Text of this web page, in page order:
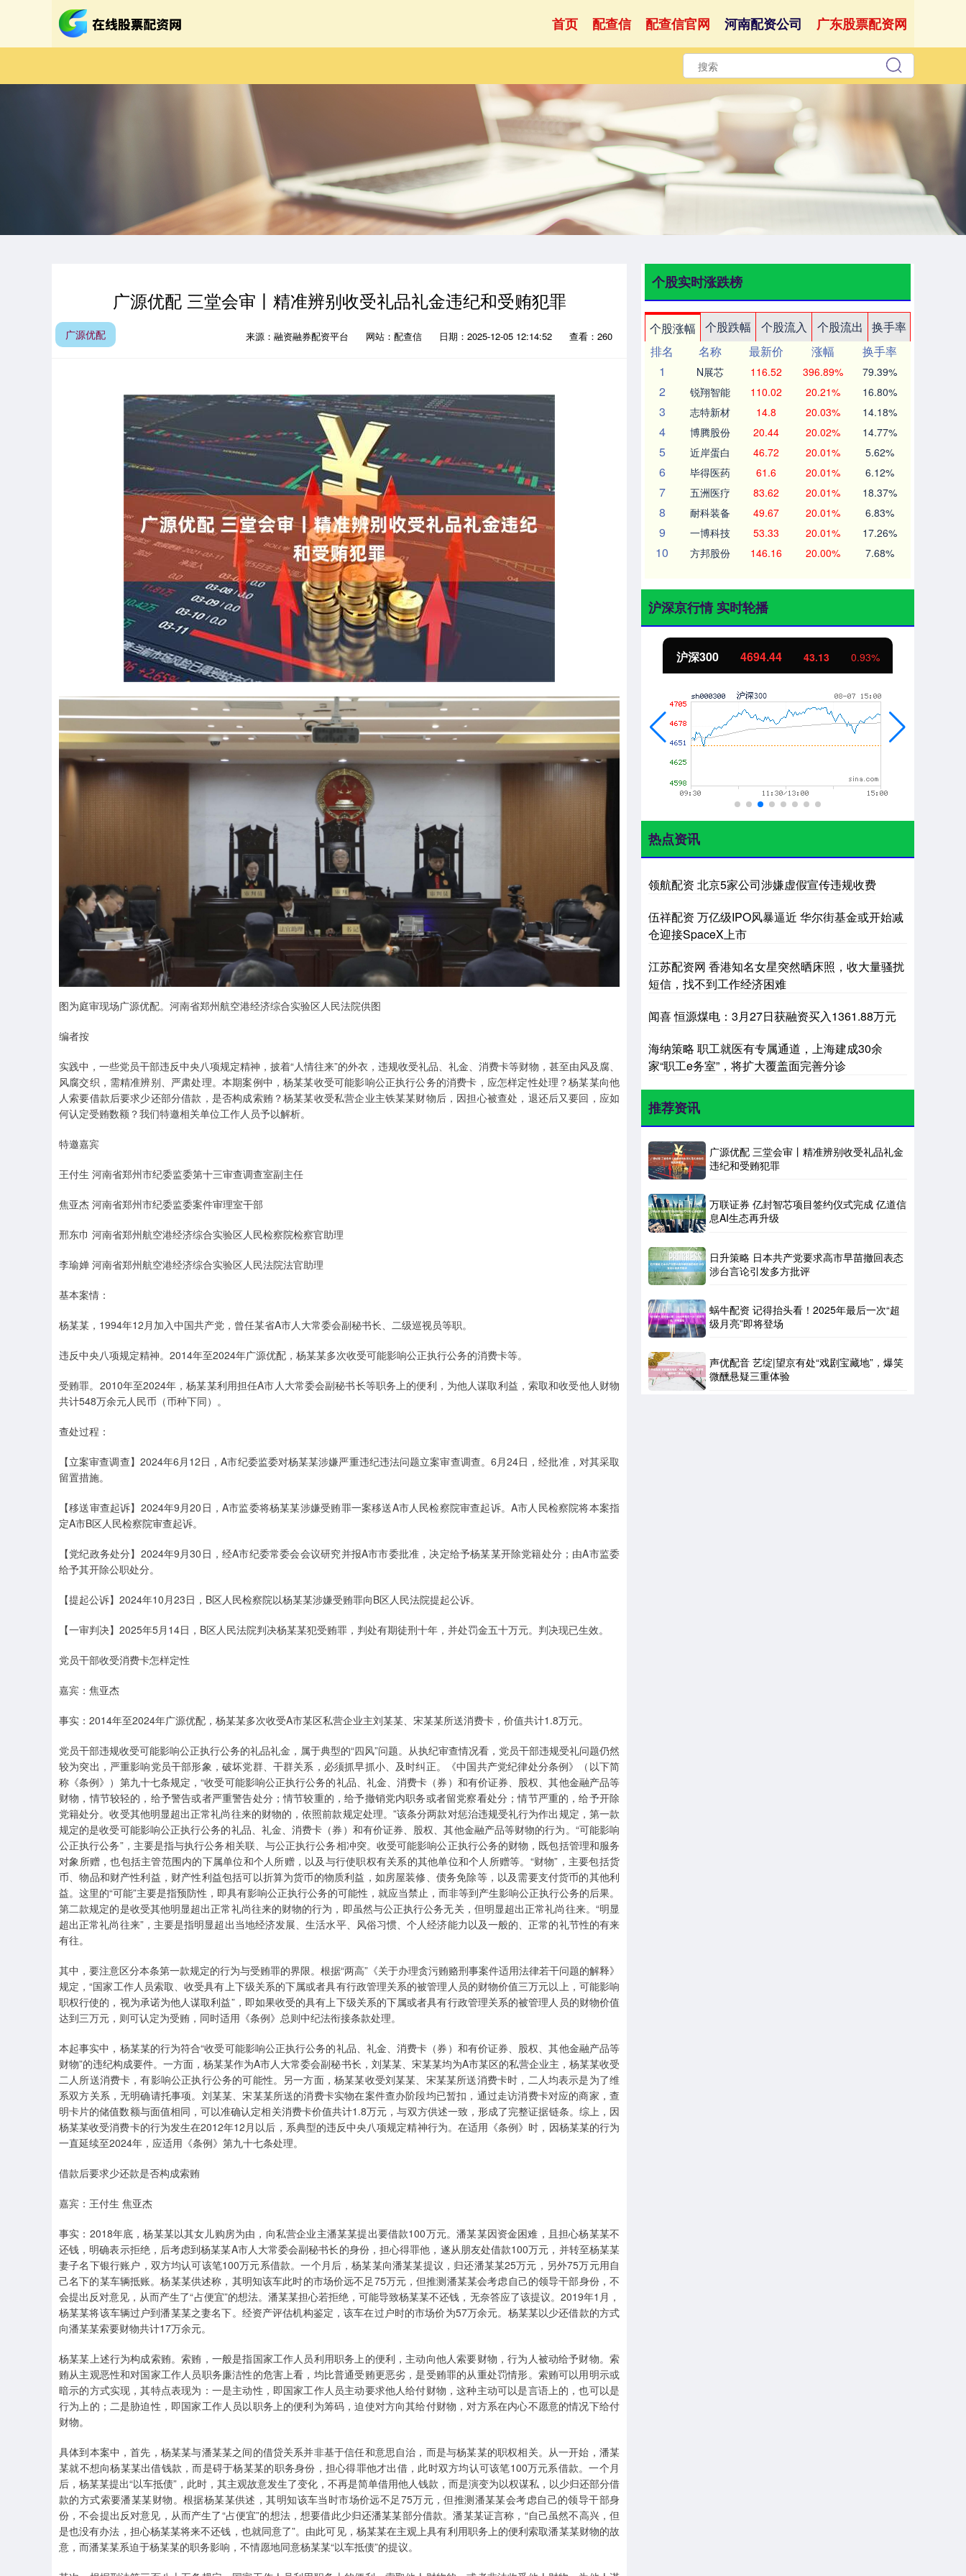
首页 配查信 配查信官网 河南配资公司 广东股票配资网
广源优配 三堂会审丨精准辨别收受礼品礼金违纪和受贿犯罪
广源优配 来源：融资融券配资平台 网站：配查信 日期：2025-12-05 12:14:52 查看：260
图为庭审现场广源优配。河南省郑州航空港经济综合实验区人民法院供图
编者按
实践中，一些党员干部违反中央八项规定精神，披着“人情往来”的外衣，违规收受礼品、礼金、消费卡等财物，甚至由风及腐、
风腐交织，需精准辨别、严肃处理。本期案例中，杨某某收受可能影响公正执行公务的消费卡，应怎样定性处理？杨某某向他
人索要借款后要求少还部分借款，是否构成索贿？杨某某收受私营企业主铁某某财物后，因担心被查处，退还后又要回，应如
何认定受贿数额？我们特邀相关单位工作人员予以解析。
特邀嘉宾
王付生 河南省郑州市纪委监委第十三审查调查室副主任
焦亚杰 河南省郑州市纪委监委案件审理室干部
邢东巾 河南省郑州航空港经济综合实验区人民检察院检察官助理
李瑜婵 河南省郑州航空港经济综合实验区人民法院法官助理
基本案情：
杨某某，1994年12月加入中国共产党，曾任某省A市人大常委会副秘书长、二级巡视员等职。
违反中央八项规定精神。2014年至2024年广源优配，杨某某多次收受可能影响公正执行公务的消费卡等。
受贿罪。2010年至2024年，杨某某利用担任A市人大常委会副秘书长等职务上的便利，为他人谋取利益，索取和收受他人财物
共计548万余元人民币（币种下同）。
查处过程：
【立案审查调查】2024年6月12日，A市纪委监委对杨某某涉嫌严重违纪违法问题立案审查调查。6月24日，经批准，对其采取
留置措施。
【移送审查起诉】2024年9月20日，A市监委将杨某某涉嫌受贿罪一案移送A市人民检察院审查起诉。A市人民检察院将本案指
定A市B区人民检察院审查起诉。
【党纪政务处分】2024年9月30日，经A市纪委常委会会议研究并报A市市委批准，决定给予杨某某开除党籍处分；由A市监委
给予其开除公职处分。
【提起公诉】2024年10月23日，B区人民检察院以杨某某涉嫌受贿罪向B区人民法院提起公诉。
【一审判决】2025年5月14日，B区人民法院判决杨某某犯受贿罪，判处有期徒刑十年，并处罚金五十万元。判决现已生效。
党员干部收受消费卡怎样定性
嘉宾：焦亚杰
事实：2014年至2024年广源优配，杨某某多次收受A市某区私营企业主刘某某、宋某某所送消费卡，价值共计1.8万元。
党员干部违规收受可能影响公正执行公务的礼品礼金，属于典型的“四风”问题。从执纪审查情况看，党员干部违规受礼问题仍然
较为突出，严重影响党员干部形象，破坏党群、干群关系，必须抓早抓小、及时纠正。《中国共产党纪律处分条例》（以下简
称《条例》）第九十七条规定，“收受可能影响公正执行公务的礼品、礼金、消费卡（券）和有价证券、股权、其他金融产品等
财物，情节较轻的，给予警告或者严重警告处分；情节较重的，给予撤销党内职务或者留党察看处分；情节严重的，给予开除
党籍处分。收受其他明显超出正常礼尚往来的财物的，依照前款规定处理。”该条分两款对惩治违规受礼行为作出规定，第一款
规定的是收受可能影响公正执行公务的礼品、礼金、消费卡（券）和有价证券、股权、其他金融产品等财物的行为。“可能影响
公正执行公务”，主要是指与执行公务相关联、与公正执行公务相冲突。收受可能影响公正执行公务的财物，既包括管理和服务
对象所赠，也包括主管范围内的下属单位和个人所赠，以及与行使职权有关系的其他单位和个人所赠等。“财物”，主要包括货
币、物品和财产性利益，财产性利益包括可以折算为货币的物质利益，如房屋装修、债务免除等，以及需要支付货币的其他利
益。这里的“可能”主要是指预防性，即具有影响公正执行公务的可能性，就应当禁止，而非等到产生影响公正执行公务的后果。
第二款规定的是收受其他明显超出正常礼尚往来的财物的行为，即虽然与公正执行公务无关，但明显超出正常礼尚往来。“明显
超出正常礼尚往来”，主要是指明显超出当地经济发展、生活水平、风俗习惯、个人经济能力以及一般的、正常的礼节性的有来
有往。
其中，要注意区分本条第一款规定的行为与受贿罪的界限。根据“两高”《关于办理贪污贿赂刑事案件适用法律若干问题的解释》
规定，“国家工作人员索取、收受具有上下级关系的下属或者具有行政管理关系的被管理人员的财物价值三万元以上，可能影响
职权行使的，视为承诺为他人谋取利益”，即如果收受的具有上下级关系的下属或者具有行政管理关系的被管理人员的财物价值
达到三万元，则可认定为受贿，同时适用《条例》总则中纪法衔接条款处理。
本起事实中，杨某某的行为符合“收受可能影响公正执行公务的礼品、礼金、消费卡（券）和有价证券、股权、其他金融产品等
财物”的违纪构成要件。一方面，杨某某作为A市人大常委会副秘书长，刘某某、宋某某均为A市某区的私营企业主，杨某某收受
二人所送消费卡，有影响公正执行公务的可能性。另一方面，杨某某收受刘某某、宋某某所送消费卡时，二人均表示是为了维
系双方关系，无明确请托事项。刘某某、宋某某所送的消费卡实物在案件查办阶段均已暂扣，通过走访消费卡对应的商家，查
明卡片的储值数额与面值相同，可以准确认定相关消费卡价值共计1.8万元，与双方供述一致，形成了完整证据链条。综上，因
杨某某收受消费卡的行为发生在2012年12月以后，系典型的违反中央八项规定精神行为。在适用《条例》时，因杨某某的行为
一直延续至2024年，应适用《条例》第九十七条处理。
借款后要求少还款是否构成索贿
嘉宾：王付生 焦亚杰
事实：2018年底，杨某某以其女儿购房为由，向私营企业主潘某某提出要借款100万元。潘某某因资金困难，且担心杨某某不
还钱，明确表示拒绝，后考虑到杨某某A市人大常委会副秘书长的身份，担心得罪他，遂从朋友处借款100万元，并转至杨某某
妻子名下银行账户，双方均认可该笔100万元系借款。一个月后，杨某某向潘某某提议，归还潘某某25万元，另外75万元用自
己名下的某车辆抵账。杨某某供述称，其明知该车此时的市场价远不足75万元，但推测潘某某会考虑自己的领导干部身份，不
会提出反对意见，从而产生了“占便宜”的想法。潘某某担心若拒绝，可能导致杨某某不还钱，无奈答应了该提议。2019年1月，
杨某某将该车辆过户到潘某某之妻名下。经资产评估机构鉴定，该车在过户时的市场价为57万余元。杨某某以少还借款的方式
向潘某某索要财物共计17万余元。
杨某某上述行为构成索贿。索贿，一般是指国家工作人员利用职务上的便利，主动向他人索要财物，行为人被动给予财物。索
贿从主观恶性和对国家工作人员职务廉洁性的危害上看，均比普通受贿更恶劣，是受贿罪的从重处罚情形。索贿可以用明示或
暗示的方式实现，其特点表现为：一是主动性，即国家工作人员主动要求他人给付财物，这种主动可以是言语上的，也可以是
行为上的；二是胁迫性，即国家工作人员以职务上的便利为筹码，迫使对方向其给付财物，对方系在内心不愿意的情况下给付
财物。
具体到本案中，首先，杨某某与潘某某之间的借贷关系并非基于信任和意思自治，而是与杨某某的职权相关。从一开始，潘某
某就不想向杨某某出借钱款，而是碍于杨某某的职务身份，担心得罪他才出借，此时双方均认可该笔100万元系借款。一个月
后，杨某某提出“以车抵债”，此时，其主观故意发生了变化，不再是简单借用他人钱款，而是演变为以权谋私，以少归还部分借
款的方式索要潘某某财物。根据杨某某供述，其明知该车当时市场价远不足75万元，但推测潘某某会考虑自己的领导干部身
份，不会提出反对意见，从而产生了“占便宜”的想法，想要借此少归还潘某某部分借款。潘某某证言称，“自己虽然不高兴，但
是也没有办法，担心杨某某将来不还钱，也就同意了”。由此可见，杨某某在主观上具有利用职务上的便利索取潘某某财物的故
意，而潘某某系迫于杨某某的职务影响，不情愿地同意杨某某“以车抵债”的提议。
个股实时涨跌榜
个股涨幅 个股跌幅 个股流入 个股流出
换手率
排名
名称 最新价 涨幅
换手率
1
N展芯 116.52 396.89% 79.39%
2 锐翔智能 110.02 20.21% 16.80%
3 志特新材 14.8 20.03% 14.18%
4 博腾股份 20.44 20.02% 14.77%
5 近岸蛋白 46.72 20.01% 5.62%
6 毕得医药 61.6 20.01% 6.12%
7 五洲医疗 83.62 20.01% 18.37%
8 耐科装备 49.67 20.01% 6.83%
9 一博科技 53.33 20.01% 17.26%
10 方邦股份 146.16 20.00% 7.68%
沪深京行情 实时轮播
深证成指 14311.01 200.89 1.42% 沪深300 北证50 1134.24 11.37 1.01%
热点资讯
领航配资 北京5家公司涉嫌虚假宣传违规收费
伍祥配资 万亿级IPO风暴逼近 华尔街基金或开始减
仓迎接SpaceX上市
江苏配资网 香港知名女星突然晒床照，收大量骚扰
短信，找不到工作经济困难
闻喜 恒源煤电：3月27日获融资买入1361.88万元
海纳策略 职工就医有专属通道，上海建成30余
家“职工e务室”，将扩大覆盖面完善分诊
推荐资讯
广源优配 三堂会审丨精准辨别收受礼品礼金
违纪和受贿犯罪
万联证券 亿封智芯项目签约仪式完成 亿道信
息AI生态再升级
日升策略 日本共产党要求高市早苗撤回表态
涉台言论引发多方批评
蜗牛配资 记得抬头看！2025年最后一次“超
级月亮”即将登场
声优配音 艺绽|望京有处“戏剧宝藏地”，爆笑
微醺悬疑三重体验